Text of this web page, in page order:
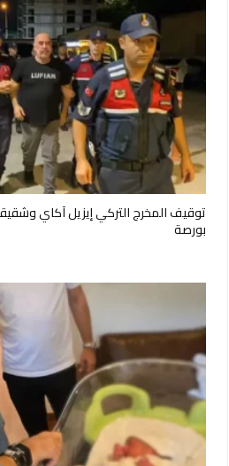
توقيف المخرج التركي إيزيل آكاي
بورصة